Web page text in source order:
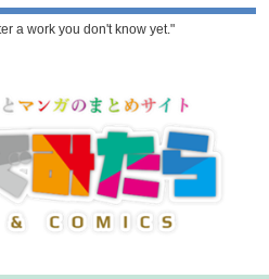
a work you don't know yet."